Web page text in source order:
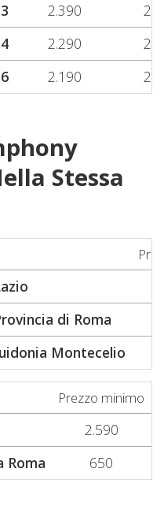
2.390
2.290
2.190
Stessa
di Roma
Montecelio
Prezzo minimo
2.590
Roma
650